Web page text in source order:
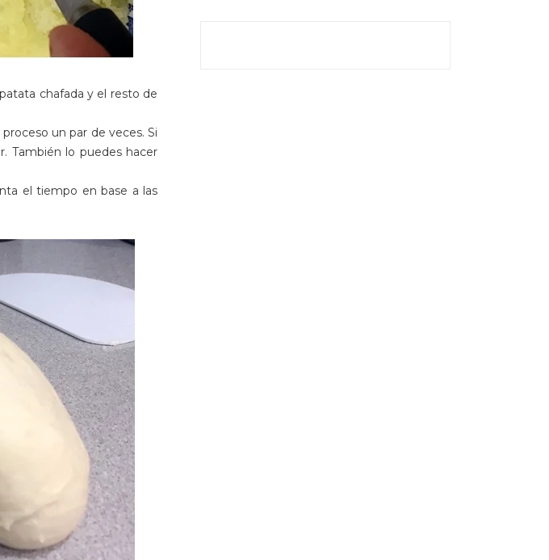
chafada y el resto de
un par de veces. Si
También lo puedes hacer
el tiempo en base a las